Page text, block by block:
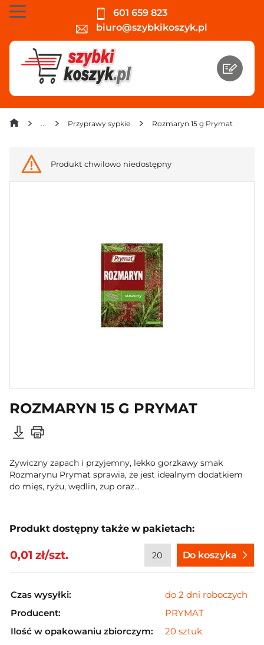
601 659 823
biuro@szybkikoszyk.pl
Przyprawy sypkie Rozmaryn 15 g Prymat
Produkt chwilowo niedostępny
ROZMARYN 15 G PRYMAT
Żywiczny zapach i przyjemny, lekko gorzkawy smak
Rozmarynu Prymat sprawia, że jest idealnym dodatkiem
do mięs, ryżu, wędlin, zup oraz...
Produkt dostępny także w pakietach:
0,01 zł/szt. Do koszyka
Czas wysyłki:
do 2 dni roboczych
Producent:
PRYMAT
Ilość w opakowaniu zbiorczym:
20 sztuk